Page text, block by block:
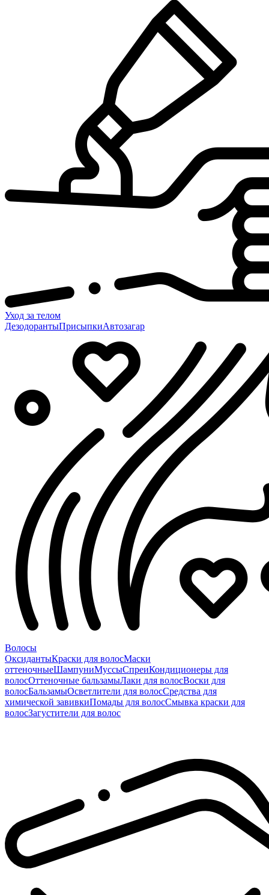
Уход за телом
ДезодорантыПрисыпкиАвтозагар
Волосы
ОксидантыКраски для волосМаски
оттеночныеШампуниМуссыСпреиКондиционеры для
волосОттеночные бальзамыЛаки для волосВоски для
волосБальзамыОсветлители для волосСредства для
химической завивкиПомады для волосСмывка краски для
волосЗагустители для волос